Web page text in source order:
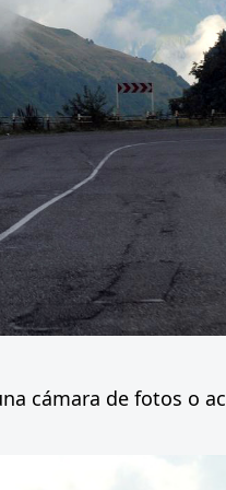
cámara de fotos o